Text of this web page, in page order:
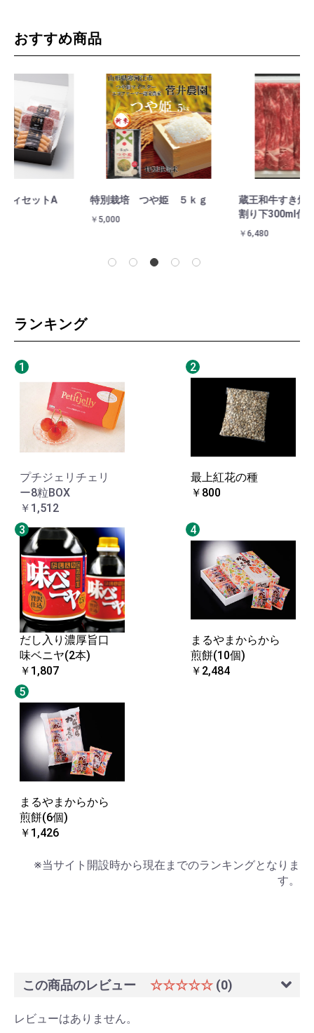
おすすめ商品
特別栽培 つや姫 ５ｋｇ
蔵王和牛すき焼用400g 高橋の
ランキング
1
プチジェリチェリ
ー8粒BOX
￥1,512
2
最上紅花の種
￥800
3
だし入り濃厚旨口
味ベニヤ(2本)
￥1,807
4
まるやまからから
煎餅(10個)
￥2,484
5
まるやまからから
煎餅(6個)
￥1,426
※当サイト開設時から現在までのランキングとなりま
す。
この商品のレビュー ☆☆☆☆☆ (0)
レビューはありません。